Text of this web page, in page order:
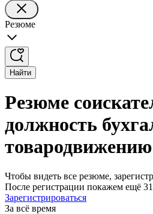
Резюме
Найти
Резюме
должность
Чтобы видеть все резюме,
После регистрации покажем ещё
Зарегистрироваться
За всё время